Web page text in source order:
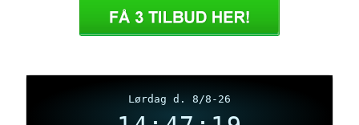
Lørdag d. 8/8-26